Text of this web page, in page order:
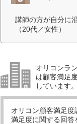
講師の方が自分に
（20代／女性）
オリコンラ
は顧客満足
しています。
オリコン顧客満足
満足度に関する回答